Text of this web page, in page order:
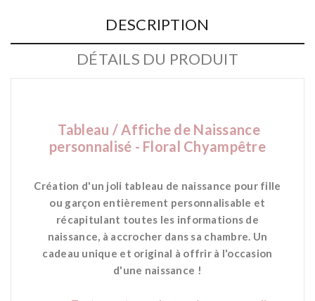
DESCRIPTION
DÉTAILS DU PRODUIT
Tableau / Affiche de Naissance
personnalisé - Floral Chyampêtre
Création d'un joli tableau de naissance pour fille
ou garçon entièrement personnalisable et
récapitulant toutes les informations de
naissance, à accrocher dans sa chambre. Un
cadeau unique et original à offrirà l'occasion
d'une naissance !